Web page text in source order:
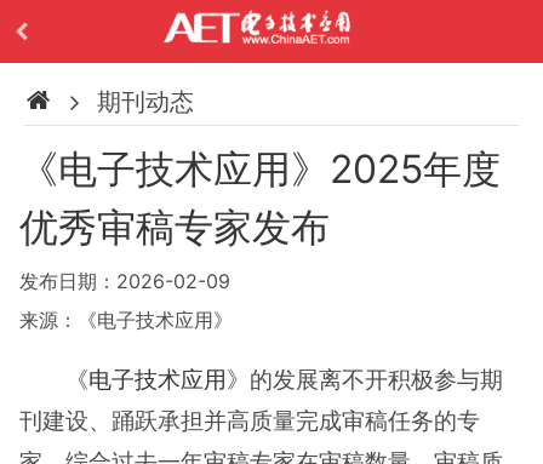
期刊动态
《电子技术应用》2025年度
优秀审稿专家发布
发布日期：2026-02-09
来源：《电子技术应用》
《电子技术应用》的发展离不开积极参与期
刊建设、踊跃承担并高质量完成审稿任务的专